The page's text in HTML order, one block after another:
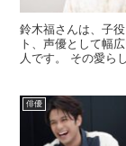
鈴木福さんは、子
ト、声優として幅
人です。 その愛ら
俳優